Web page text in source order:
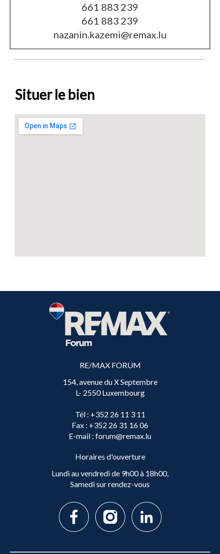
661 883 239
661 883 239
nazanin.kazemi@remax.lu
Situer le bien
RE/MAX FORUM
154, avenue du X Septembre
L- 2550 Luxembourg
Tél: +352 26 11 3 11
Fax : +352 26 31 16 06
E-mail : forum@remax.lu
Horaires d'ouverture
Lundi au vendredi de 9h00 à 18h00,
Samedi sur rendez-vous